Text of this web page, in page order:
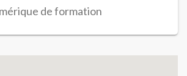
de formation